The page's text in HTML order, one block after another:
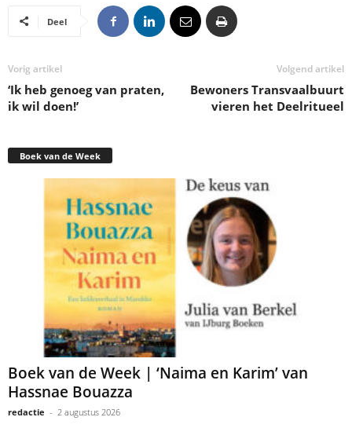
Deel
Vorig artikel
‘Ik heb genoeg van praten,
ik wil doen!’
Volgend artikel
Bewoners Transvaalbuurt
vieren het Deelritueel
Boek van de Week
Boek van de Week | ‘Naima en Karim’ van
Hassnae Bouazza
redactie - 2 augustus 2026